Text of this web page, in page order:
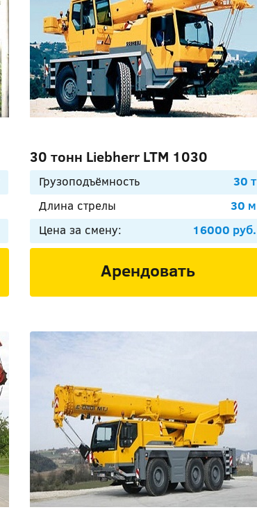
30 тонн Liebherr LTM 1030
Грузоподъёмность
30 т
Длина стрелы
30 м
Цена за смену:
16000 руб.
Арендовать